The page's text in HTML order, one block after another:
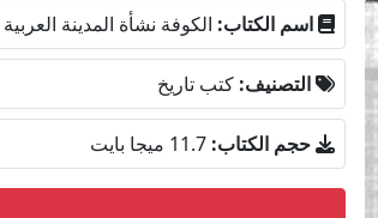
اسم الكتاب: الكوفة نشأة المدينة
التصنيف: كتب تاريخ
حجم الكتاب: 11.7 ميجا بايت